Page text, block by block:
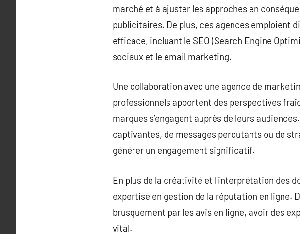
marché et à ajuster les approches en
publicitaires. De plus, ces agences emploient
efficace, incluant le SEO (Search Engine
sociaux et le email marketing.
Une collaboration avec une agence de
professionnels apportent des perspectives
marques s’engagent auprès de leurs
captivantes, de messages percutants ou de
générer un engagement significatif.
En plus de la créativité et l’interprétation des
expertise en gestion de la réputation en ligne.
brusquement par les avis en ligne, avoir des
vital.